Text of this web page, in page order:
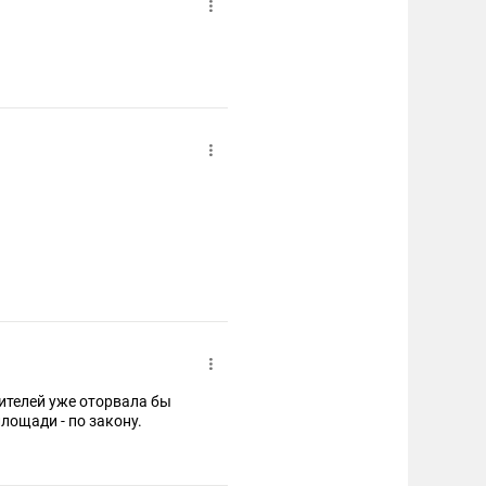
уже оторвала бы
- по закону.